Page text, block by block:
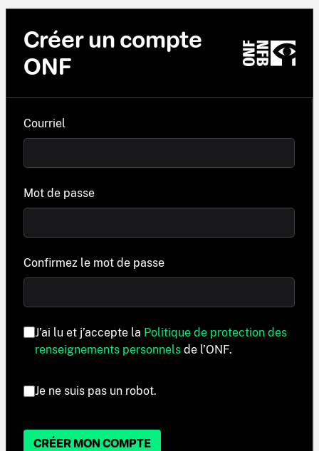
Créer un compte
ONF
Courriel
Mot de passe
Confirmez le mot de passe
J’ai lu et j’accepte la Politique de protection des
renseignements personnels de l’ONF.
Je ne suis pas un robot.
CRÉER MON COMPTE